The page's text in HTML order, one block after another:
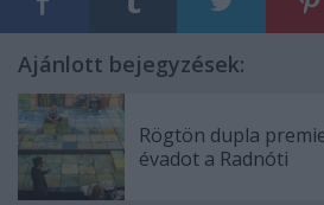
Ajánlott bejegyzések:
Rögtön dupla
évadot a Radnóti